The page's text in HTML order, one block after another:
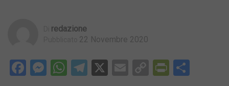
Redazione
22 Novembre 2020
Facebook
Messenger
WhatsApp
Telegram
X EmailCopy